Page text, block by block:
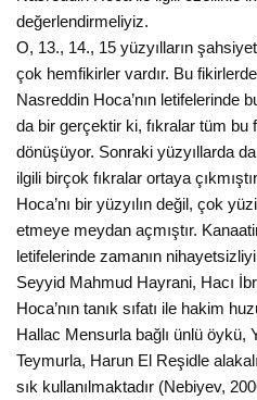
değerlendirmeliyiz.
O, 13., 14., 15 yüzyılların
çok hemfikirler vardır. Bu
Nasreddin Hoca’nın letifelerinde
da bir gerçektir ki, fıkralar tüm bu
dönüşüyor. Sonraki yüzyıllarda
ilgili birçok fıkralar ortaya
Hoca’nı bir yüzyılın değil, çok
etmeye meydan açmıştır.
letifelerinde zamanın
Seyyid Mahmud Hayrani, Hacı
Hoca’nın tanık sıfatı ile hakim
Hallac Mensurla bağlı ünlü öykü,
Teymurla, Harun El Reşidle
sık kullanılmaktadır (Nebiyev,